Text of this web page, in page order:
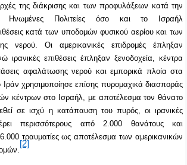
της διάκρισης και των προφυλάξεων κατά την
Ηνωμένες Πολιτείες όσο και το Ισραήλ
κατά των υποδομών φυσικού αερίου και των
νερού. Οι αμερικανικές επιδρομές έπληξαν
ιρανικές επιθέσεις έπληξαν ξενοδοχεία, κέντρα
αφαλάτωσης νερού και εμπορικά πλοία στα
χρησιμοποίησε επίσης πυρομαχικά διασποράς
κέντρων στο Ισραήλ, με αποτέλεσμα τον θάνατο
σε ισχύ η κατάπαυση του πυρός, οι ιρανικές
περισσότερους από 2.000 θανάτους και
τραυματίες ως αποτέλεσμα των αμερικανικών
[2]